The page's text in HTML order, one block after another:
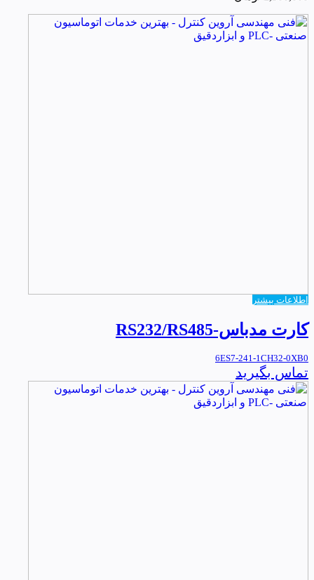
اطلاعات بیشتر
کارت مدباس-RS232/RS485
6ES7-241-1CH32-0XB0
تماس بگیرید